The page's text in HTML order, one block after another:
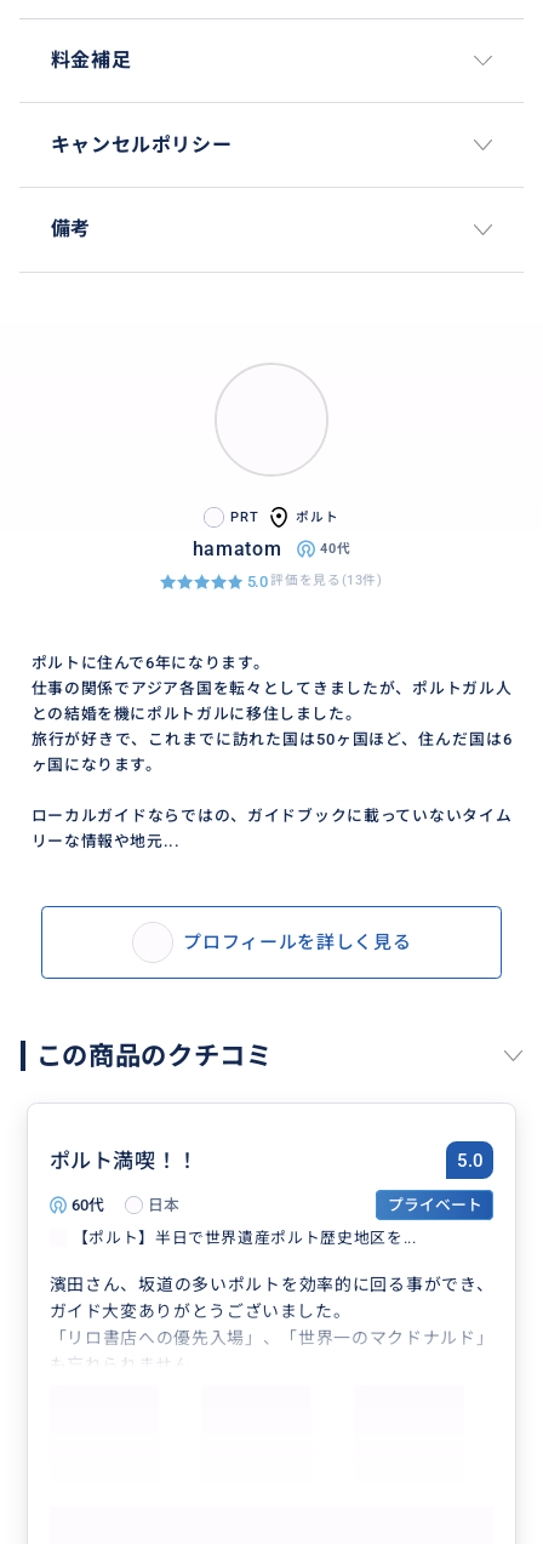
料金補足
キャンセルポリシー
備考
PRT ポルト
hamatom 40代
5.0評価を見る(13件)
ポルトに住んで6年になります。
仕事の関係でアジア各国を転々としてきましたが、ポルトガル人
との結婚を機にポルトガルに移住しました。
旅行が好きで、これまでに訪れた国は50ヶ国ほど、住んだ国は6
ヶ国になります。
ローカルガイドならではの、ガイドブックに載っていないタイム
リーな情報や地元...
プロフィールを詳しく見る
この商品のクチコミ
ポルト満喫！！ 5.0
60代 日本
プライベート
【ポルト】半日で世界遺産ポルト歴史地区を...
濱田さん、坂道の多いポルトを効率的に回る事ができ、
ガイド大変ありがとうございました。
「リロ書店への優先入場」、「世界一のマクドナルド」
も忘れられません。